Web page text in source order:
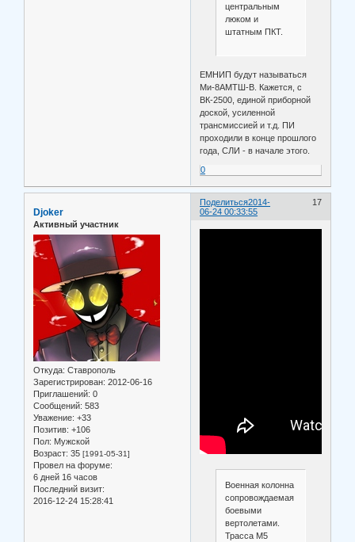
центральным
люком и
штатным ПКТ.
ЕМНИП будут называться
Ми-8АМТШ-В. Кажется, с
ВК-2500, единой приборной
доской, усиленной
трансмиссией и т.д. ПИ
проходили в конце прошлого
года, СЛИ - в начале этого.
0
Поделиться 17
2014-
06-24 00:33:55
Djoker
Активный участник
Откуда: Ставрополь
Зарегистрирован: 2012-06-16
Приглашений: 0
Сообщений: 583
Уважение: +33
Позитив: +106
Пол: Мужской
Возраст: 35 [1991-05-31]
Провел на форуме:
6 дней 16 часов
Последний визит:
2016-12-24 15:28:41
Военная колонна
сопровождаемая
боевыми
вертолетами.
Трасса М5